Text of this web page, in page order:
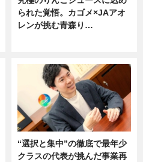
られた覚悟。カゴメ×JAアオ
レンが挑む青森り…
“選択と集中”の徹底で最年少
クラスの代表が挑んだ事業再